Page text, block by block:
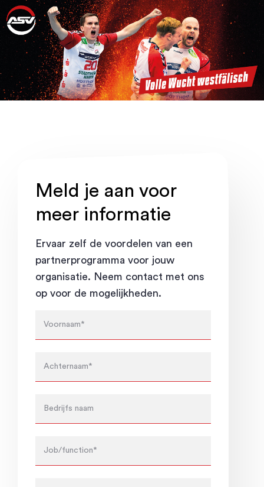
Meld je aan voor
meer informatie
Ervaar zelf de voordelen van een
partnerprogramma voor jouw
organisatie. Neem contact met ons
op voor de mogelijkheden.